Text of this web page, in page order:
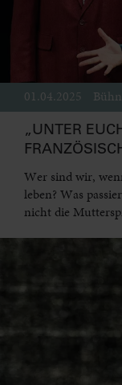
01.04.2025
„UNTER
Wer sind wir,
leben? Was
nicht die